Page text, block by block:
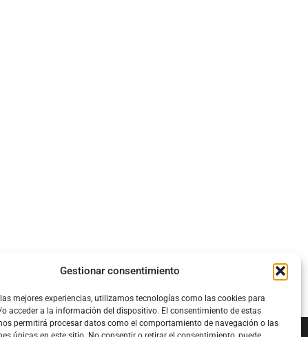
Gestionar consentimiento
mejores experiencias, utilizamos tecnologías como las cookies para
acceder a la información del dispositivo. El consentimiento de estas
permitirá procesar datos como el comportamiento de navegación o las